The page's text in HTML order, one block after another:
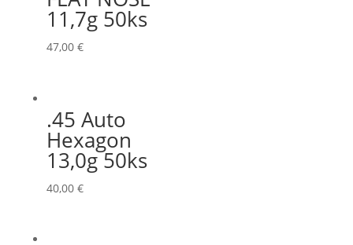
11,7g 50ks
47,00 €
.45 Auto
Hexagon
13,0g 50ks
40,00 €